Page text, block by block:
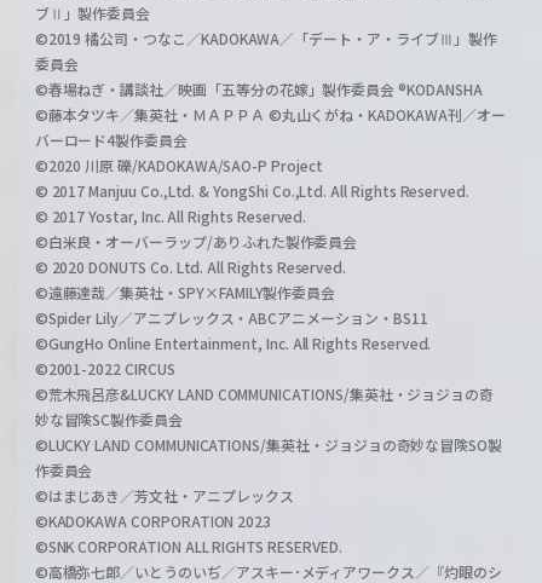
ブⅡ」製作委員会
©2019 橘公司・つなこ／KADOKAWA／「デート・ア・ライブⅢ」製作
委員会
©春場ねぎ・講談社／映画「五等分の花嫁」製作委員会 ®KODANSHA
©藤本タツキ／集英社・ＭＡＰＰＡ ©丸山くがね・KADOKAWA刊／オー
バーロード4製作委員会
©2020 川原 礫/KADOKAWA/SAO-P Project
© 2017 Manjuu Co.,Ltd. & YongShi Co.,Ltd. All Rights Reserved.
© 2017 Yostar, Inc. All Rights Reserved.
©白米良・オーバーラップ/ありふれた製作委員会
© 2020 DONUTS Co. Ltd. All Rights Reserved.
©遠藤達哉／集英社・SPY×FAMILY製作委員会
©Spider Lily／アニプレックス・ABCアニメーション・BS11
©GungHo Online Entertainment, Inc. All Rights Reserved.
©2001-2022 CIRCUS
©荒木飛呂彦&LUCKY LAND COMMUNICATIONS/集英社・ジョジョの奇
妙な冒険SC製作委員会
©LUCKY LAND COMMUNICATIONS/集英社・ジョジョの奇妙な冒険SO製
作委員会
©はまじあき／芳文社・アニプレックス
©KADOKAWA CORPORATION 2023
©SNK CORPORATION ALL RIGHTS RESERVED.
©高橋弥七郎／いとうのいぢ／アスキー･メディアワークス／『灼眼のシ